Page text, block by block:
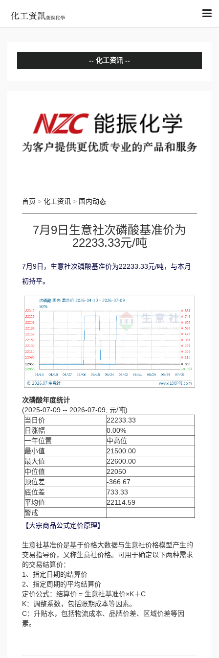
化工资讯
国际动态
首页 > 化工资讯 > 国内动态
7月9日生意社次磷酸基准价为
22233.33元/吨
7月9日，生意社次磷酸基准价为22233.33元/吨，与本月
初持平。
次磷酸年度统计
(2025-07-09 -- 2026-07-09, 元/吨)
当日价
22233.33
日涨幅
0.00%
一年位置
中高位
最小值
21500.00
最大值
22600.00
中位值
22050
顶位差
-366.67
底位差
733.33
平均值
22114.59
警戒
【大宗商品公式定价原理】
生意社基准价是基于价格大数据与生意社价格模型产生的
交易指导价，又称生意社价格。可用于确定以下两种需求
的交易结算价：
1、指定日期的结算价
2、指定周期的平均结算价
定价公式：结算价 = 生意社基准价×K＋C
K：调整系数，包括账期成本等因素。
C：升贴水，包括物流成本、品牌价差、区域价差等因
素。